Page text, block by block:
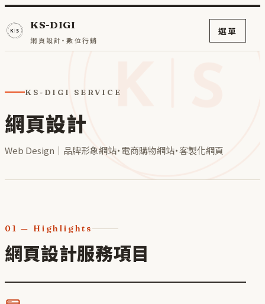
KS-DIGI
網頁設計・數位行銷
選單
KS-DIGI SERVICE
網頁設計
Web Design｜品牌形象網站・電商購物網站・客製化網頁
01 — Highlights
網頁設計服務項目